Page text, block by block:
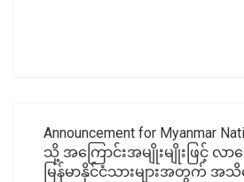
Announcement for Myanmar
သို့ အကြောင်းအမျိုးမျိုးဖြင့် လ
မြန်မာနိုင်ငံသားများအတွက် အ